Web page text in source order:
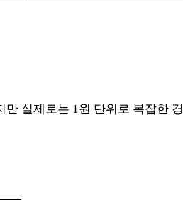
실제로는 1원 단위로 복잡한 경